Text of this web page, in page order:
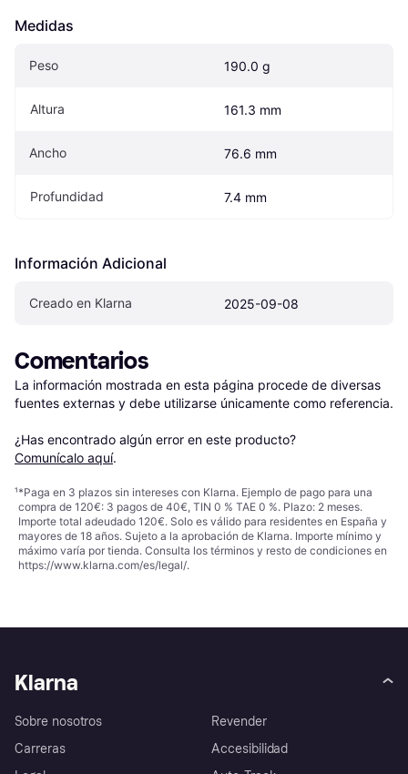
Medidas
Peso 190.0 g
Altura 161.3 mm
Ancho 76.6 mm
Profundidad 7.4 mm
Información Adicional
Creado en Klarna 2025-09-08
Comentarios
La información mostrada en esta página procede de diversas
fuentes externas y debe utilizarse únicamente como referencia.
¿Has encontrado algún error en este producto?
Comunícalo aquí.
¹*Paga en 3 plazos sin intereses con Klarna. Ejemplo de pago para una
compra de 120€: 3 pagos de 40€, TIN 0 % TAE 0 %. Plazo: 2 meses.
Importe total adeudado 120€. Solo es válido para residentes en España y
mayores de 18 años. Sujeto a la aprobación de Klarna. Importe mínimo y
máximo varía por tienda. Consulta los términos y resto de condiciones en
https://www.klarna.com/es/legal/.
Klarna
Sobre nosotros
Carreras
Revender
Accesibilidad